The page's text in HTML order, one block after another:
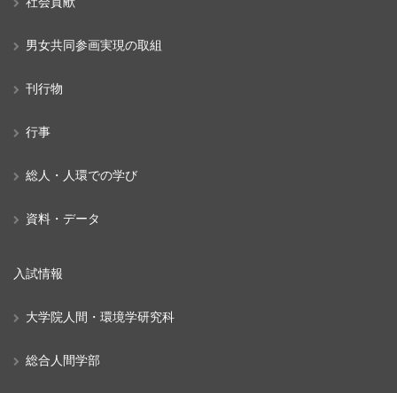
男女共同参画実現の取組
刊行物
行事
総人・人環での学び
資料・データ
入試情報
大学院人間・環境学研究科
総合人間学部